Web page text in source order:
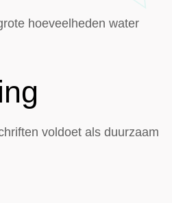
hoeveelheden water
voldoet als duurzaam